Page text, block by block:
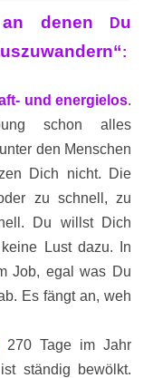
denen Du
:
und energielos.
schon alles
den Menschen
Dich nicht. Die
zu schnell, zu
Du willst Dich
Lust dazu. In
Job, egal was Du
Es fängt an, weh
270 Tage im Jahr
ständig bewölkt.